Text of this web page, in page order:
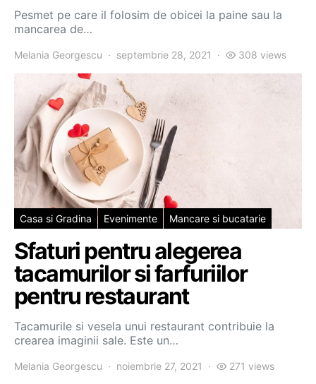
Pesmet pe care il folosim de obicei la paine sau la
mancarea de…
Melania Georgescu septembrie 28, 2021 308 views
Casa si Gradina Evenimente Mancare si bucatarie
Sfaturi pentru alegerea
tacamurilor si farfuriilor
pentru restaurant
Tacamurile si vesela unui restaurant contribuie la
crearea imaginii sale. Este un…
Melania Georgescu noiembrie 27, 2021 271 views